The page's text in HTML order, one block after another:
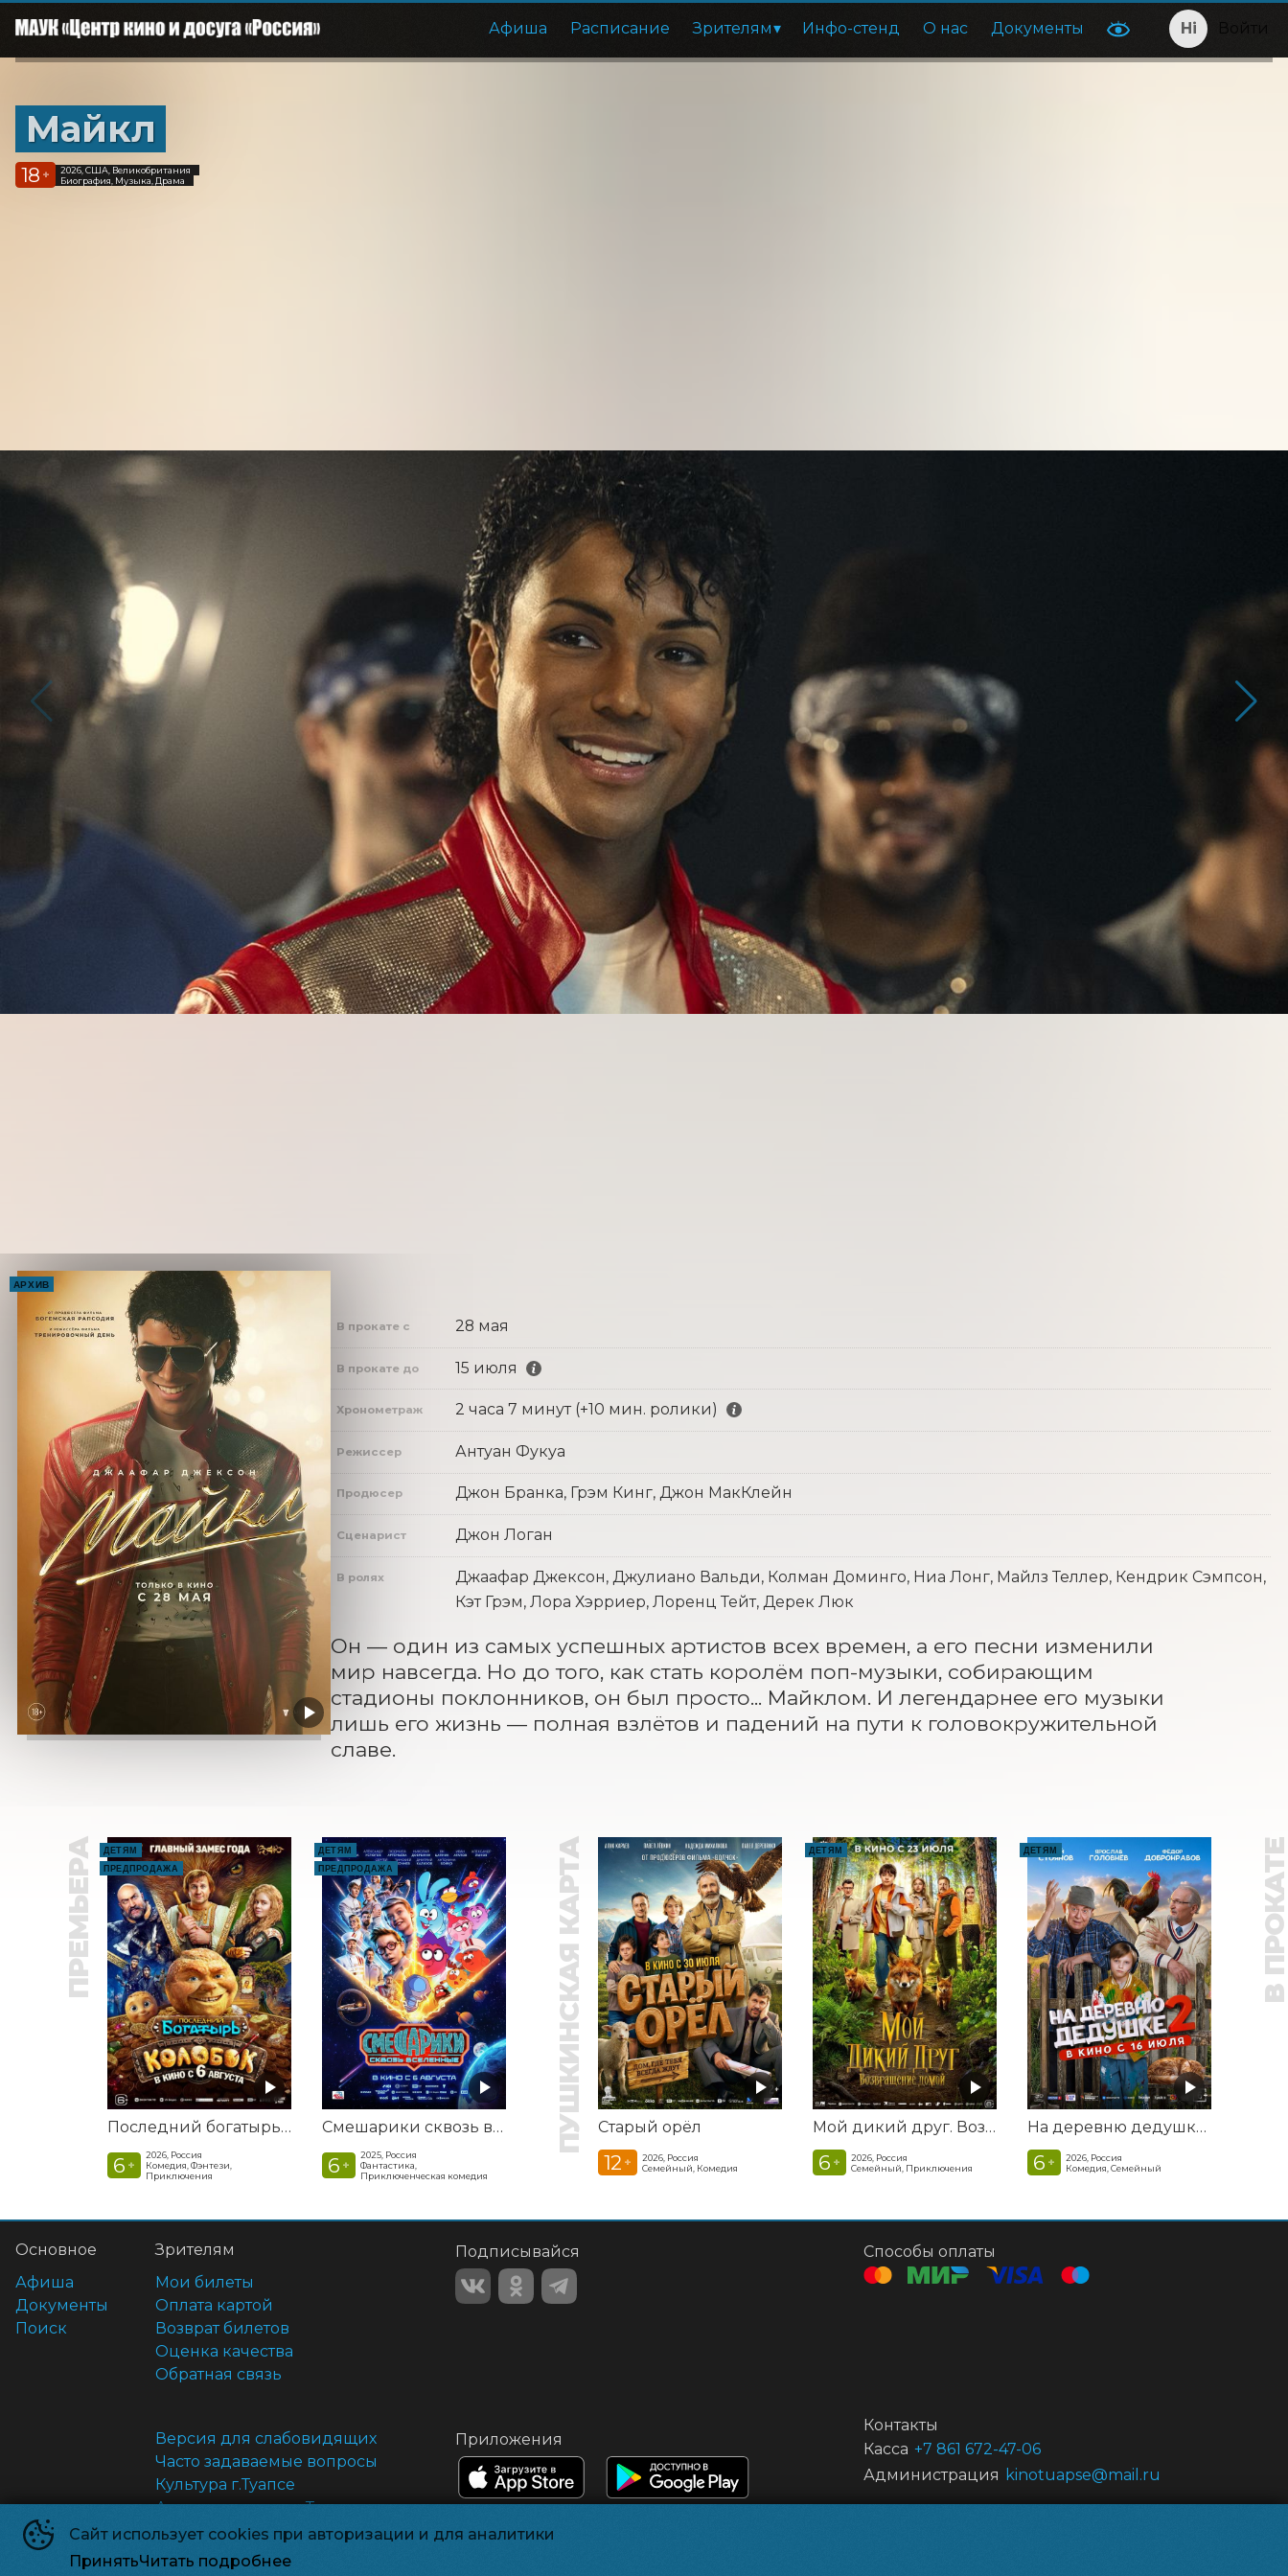
Афиша Расписание Зрителям Инфо-стенд О нас Документы Войти
Майкл
18 +
2026, США, Великобритания
Биография, Музыка, Драма
АРХИВ
В прокате с 28 мая
В прокате до 15 июля
Хронометраж 2 часа 7 минут (+10 мин. ролики)
Режиссер Антуан Фукуа
Продюсер Джон Бранка, Грэм Кинг, Джон МакКлейн
Сценарист Джон Логан
В ролях
Джаафар Джексон, Джулиано Вальди, Колман Доминго, Ниа Лонг, Майлз Теллер, Кендрик Сэмпсон,
Кэт Грэм, Лора Хэрриер, Лоренц Тейт, Дерек Люк
Он — один из самых успешных артистов всех времен, а его песни изменили
мир навсегда. Но до того, как стать королём поп-музыки, собирающим
стадионы поклонников, он был просто... Майклом. И легендарнее его музыки
лишь его жизнь — полная взлётов и падений на пути к головокружительной
славе.
ПРЕМЬЕРА
ДЕТЯМ
ПРЕДПРОДАЖА
Последний богатырь. Колобок
6 +
2026, Россия
Комедия, Фэнтези,
Приключения
ДЕТЯМ
ПРЕДПРОДАЖА
Смешарики сквозь вселенные
6 +
2025, Россия
Фантастика,
Приключенческая комедия
ПУШКИНСКАЯ КАРТА Старый орёл
12 +
2026, Россия
Семейный, Комедия
ДЕТЯМ
Мой дикий друг. Возвращение домой
6 +
2026, Россия
Семейный, Приключения
ДЕТЯМ
На деревню дедушке 2
6 +
2026, Россия
Комедия, Семейный
В
Сайт использует cookies при авторизации и для аналитики
ПринятьЧитать подробнее
Основное
Афиша
Документы
Поиск
Зрителям
Мои билеты
Оплата картой
Возврат билетов
Оценка качества
Обратная связь
Версия для слабовидящих
Часто задаваемые вопросы
Культура г.Туапсе
Администрация г.Туапсе
Антикоррупция
Правила и соглашения
Подписывайся
Приложения
Способы оплаты
Контакты
Касса +7 861 672-47-06
Администрация kinotuapse@mail.ru